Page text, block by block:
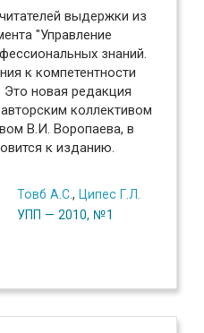
выдержки из
"Управление
знаний.
к компетентности
новая редакция
коллективом
В.И. Воропаева, в
к изданию.
Товб А.С., Ципес Г.Л.
УПП — 2010, №1